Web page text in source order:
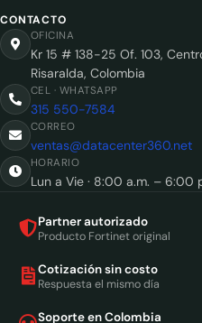
CONTACTO
OFICINA
Kr 15 # 138-25 Of. 103,
Risaralda, Colombia
CEL · WHATSAPP
315 550-7584
CORREO
ventas@datacenter360.net
HORARIO
Lun a Vie · 8:00 a.m. – 6:00
Partner autorizado
Producto Fortinet original
Cotización sin costo
Respuesta el mismo día
Soporte en Colombia